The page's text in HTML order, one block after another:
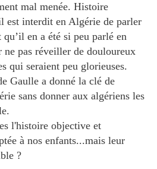
mal menée. Histoire
est interdit en Algérie de parler
en a été si peu parlé en
ne pas réveiller de douloureux
qui seraient peu glorieuses.
Gaulle a donné la clé de
sans donner aux algériens les
l'histoire objective et
à nos enfants...mais leur
?